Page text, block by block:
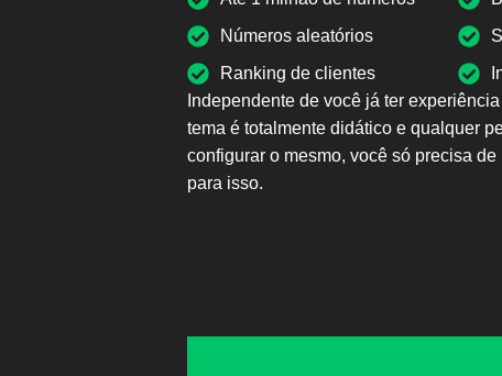
Números aleatórios
Ranking de clientes
Independente de você já ter
tema é totalmente didático e qualquer
configurar o mesmo, você só precisa
para isso.